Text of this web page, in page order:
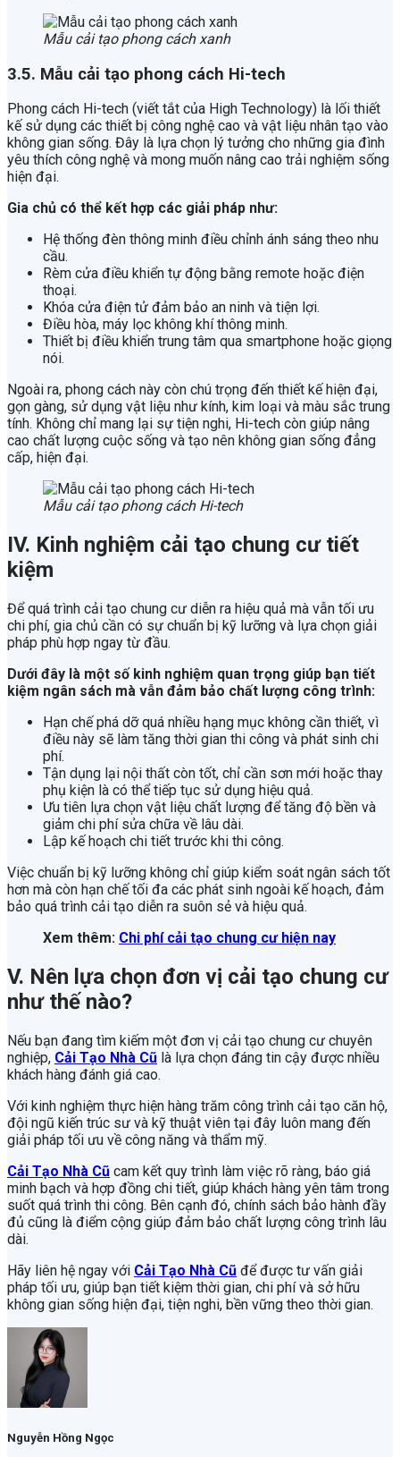
Mẫu cải tạo phong cách xanh
3.5. Mẫu cải tạo phong cách Hi-tech
Phong cách Hi-tech (viết tắt của High Technology) là lối thiết
kế sử dụng các thiết bị công nghệ cao và vật liệu nhân tạo vào
không gian sống. Đây là lựa chọn lý tưởng cho những gia đình
yêu thích công nghệ và mong muốn nâng cao trải nghiệm sống
hiện đại.
Gia chủ có thể kết hợp các giải pháp như:
Hệ thống đèn thông minh điều chỉnh ánh sáng theo nhu
cầu.
Rèm cửa điều khiển tự động bằng remote hoặc điện
thoại.
Khóa cửa điện tử đảm bảo an ninh và tiện lợi.
Điều hòa, máy lọc không khí thông minh.
Thiết bị điều khiển trung tâm qua smartphone hoặc giọng
nói.
Ngoài ra, phong cách này còn chú trọng đến thiết kế hiện đại,
gọn gàng, sử dụng vật liệu như kính, kim loại và màu sắc trung
tính. Không chỉ mang lại sự tiện nghi, Hi-tech còn giúp nâng
cao chất lượng cuộc sống và tạo nên không gian sống đẳng
cấp, hiện đại.
Mẫu cải tạo phong cách Hi-tech
IV. Kinh nghiệm cải tạo chung cư tiết
kiệm
Để quá trình cải tạo chung cư diễn ra hiệu quả mà vẫn tối ưu
chi phí, gia chủ cần có sự chuẩn bị kỹ lưỡng và lựa chọn giải
pháp phù hợp ngay từ đầu.
Dưới đây là một số kinh nghiệm quan trọng giúp bạn tiết
kiệm ngân sách mà vẫn đảm bảo chất lượng công trình:
Hạn chế phá dỡ quá nhiều hạng mục không cần thiết, vì
điều này sẽ làm tăng thời gian thi công và phát sinh chi
phí.
Tận dụng lại nội thất còn tốt, chỉ cần sơn mới hoặc thay
phụ kiện là có thể tiếp tục sử dụng hiệu quả.
Ưu tiên lựa chọn vật liệu chất lượng để tăng độ bền và
giảm chi phí sửa chữa về lâu dài.
Lập kế hoạch chi tiết trước khi thi công.
Việc chuẩn bị kỹ lưỡng không chỉ giúp kiểm soát ngân sách tốt
hơn mà còn hạn chế tối đa các phát sinh ngoài kế hoạch, đảm
bảo quá trình cải tạo diễn ra suôn sẻ và hiệu quả.
Xem thêm: Chi phí cải tạo chung cư hiện nay
V. Nên lựa chọn đơn vị cải tạo chung cư
như thế nào?
Nếu bạn đang tìm kiếm một đơn vị cải tạo chung cư chuyên
nghiệp, Cải Tạo Nhà Cũ là lựa chọn đáng tin cậy được nhiều
khách hàng đánh giá cao.
Với kinh nghiệm thực hiện hàng trăm công trình cải tạo căn hộ,
đội ngũ kiến trúc sư và kỹ thuật viên tại đây luôn mang đến
giải pháp tối ưu về công năng và thẩm mỹ.
Cải Tạo Nhà Cũ cam kết quy trình làm việc rõ ràng, báo giá
minh bạch và hợp đồng chi tiết, giúp khách hàng yên tâm trong
suốt quá trình thi công. Bên cạnh đó, chính sách bảo hành đầy
đủ cũng là điểm cộng giúp đảm bảo chất lượng công trình lâu
dài.
Hãy liên hệ ngay với Cải Tạo Nhà Cũ để được tư vấn giải
pháp tối ưu, giúp bạn tiết kiệm thời gian, chi phí và sở hữu
không gian sống hiện đại, tiện nghi, bền vững theo thời gian.
Nguyễn Hồng Ngọc